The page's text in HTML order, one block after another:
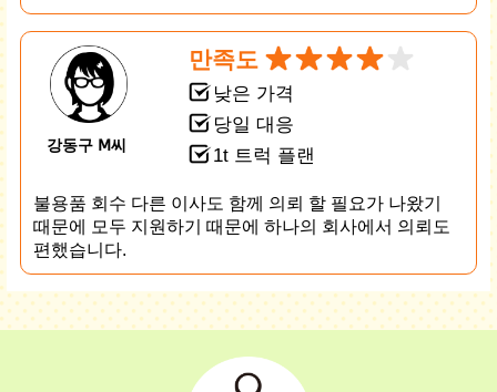
강동구 Ⅿ씨
만족도
낮은 가격
당일 대응
1t 트럭 플랜
불용품 회수 다른 이사도 함께 의뢰 할 필요가 나왔기
때문에 모두 지원하기 때문에 하나의 회사에서 의뢰도
편했습니다.